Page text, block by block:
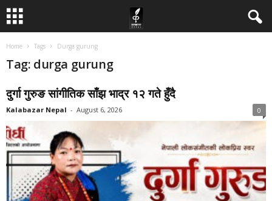
Home Tags Durga gurung
Tag: durga gurung
दुर्गा गुरुङ सांगीतिक साँझ भाद्र १२ गते हुँदै
Kalabazar Nepal - August 6, 2026 0